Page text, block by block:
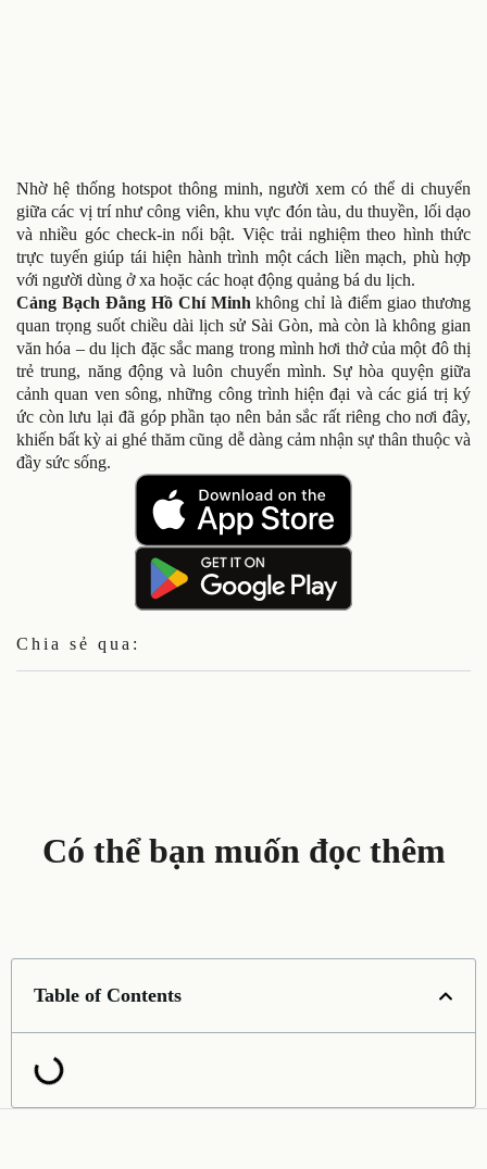
Nhờ hệ thống hotspot thông minh, người xem có thể di chuyển
giữa các vị trí như công viên, khu vực đón tàu, du thuyền, lối dạo
và nhiều góc check-in nổi bật. Việc trải nghiệm theo hình thức
trực tuyến giúp tái hiện hành trình một cách liền mạch, phù hợp
với người dùng ở xa hoặc các hoạt động quảng bá du lịch.
Cảng Bạch Đằng Hồ Chí Minh không chỉ là điểm giao thương
quan trọng suốt chiều dài lịch sử Sài Gòn, mà còn là không gian
văn hóa – du lịch đặc sắc mang trong mình hơi thở của một đô thị
trẻ trung, năng động và luôn chuyển mình. Sự hòa quyện giữa
cảnh quan ven sông, những công trình hiện đại và các giá trị ký
ức còn lưu lại đã góp phần tạo nên bản sắc rất riêng cho nơi đây,
khiến bất kỳ ai ghé thăm cũng dễ dàng cảm nhận sự thân thuộc và
đầy sức sống.
Chia sẻ qua:
Có thể bạn muốn đọc thêm
Table of Contents